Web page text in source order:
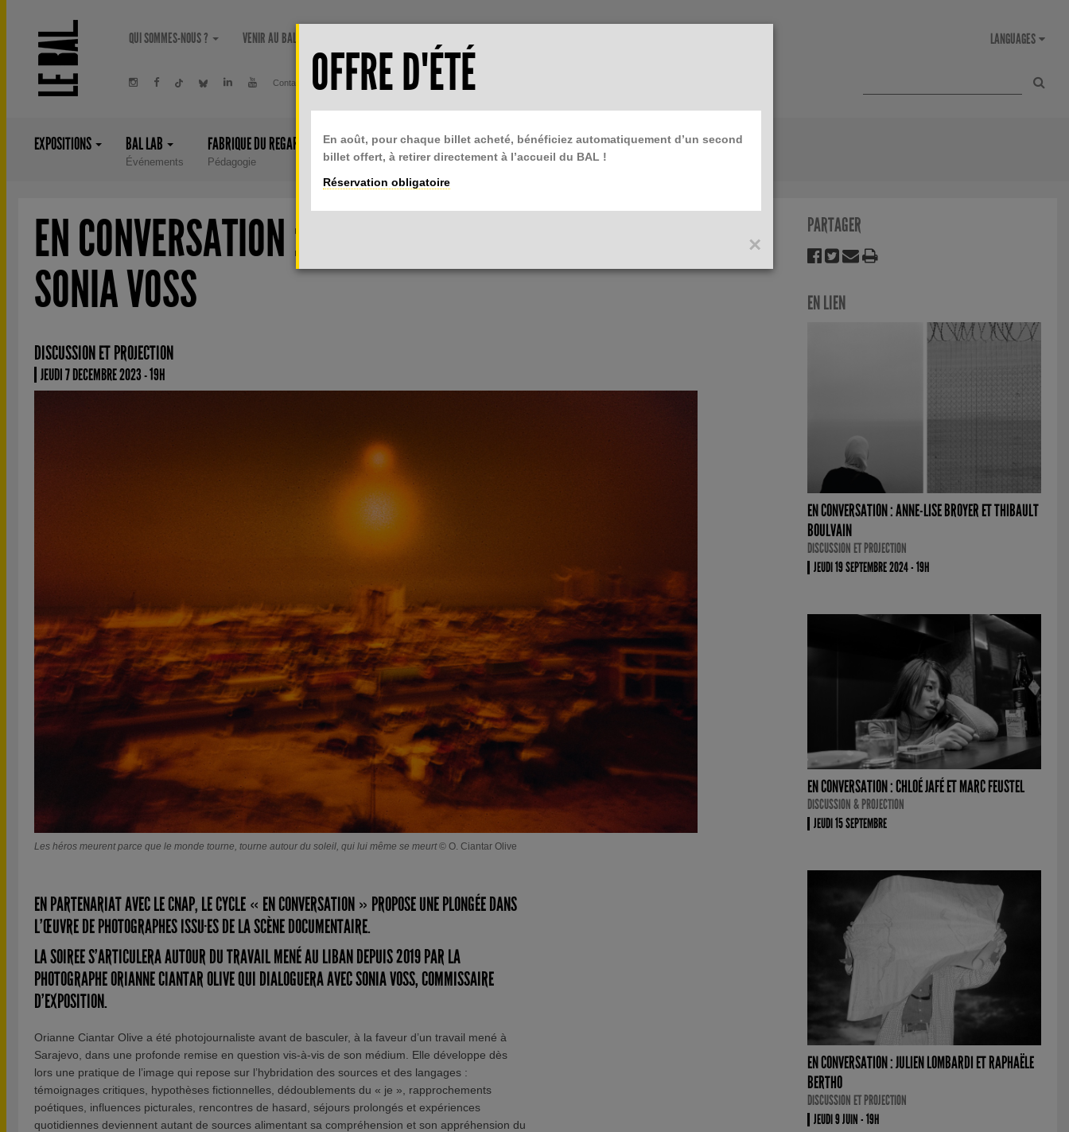
QUI SOMMES-NOUS ? VENIR AU BAL
Contact Newsletter Billetterie Devenir ami du BAL
EXPOSITIONS BAL LAB
Événements
FABRIQUE DU REGARD
Pédagogie
ÉDITIONS
Livres du BAL
LIBRAIRIE
BAL Books
BAL CAFÉ
Restaurant
PODCAST
L'Écho du BAL
EN CONVERSATION : ORIANNE CIANTAR OLIVE ET
SONIA VOSS
DISCUSSION ET PROJECTION
JEUDI 7 DECEMBRE 2023 - 19H
Les héros meurent parce que le monde tourne, tourne autour du soleil, qui lui même se meurt© O. Ciantar Olive
EN PARTENARIAT AVEC LE CNAP, LE CYCLE « EN CONVERSATION » PROPOSE UNE PLONGÉE DANS
L’ŒUVRE DE PHOTOGRAPHES ISSU·ES DE LA SCÈNE DOCUMENTAIRE.
LA SOIREE S’ARTICULERA AUTOUR DU TRAVAIL MENÉ AU LIBAN DEPUIS 2019 PAR LA
PHOTOGRAPHE ORIANNE CIANTAR OLIVE QUI DIALOGUERA AVEC SONIA VOSS, COMMISSAIRE
D’EXPOSITION.
Orianne Ciantar Olive a été photojournaliste avant de basculer, à la faveur d’un travail mené à
Sarajevo, dans une profonde remise en question vis-à-vis de son médium. Elle développe dès
lors une pratique de l’image qui repose sur l’hybridation des sources et des langages :
témoignages critiques, hypothèses fictionnelles, dédoublements du « je », rapprochements
poétiques, influences picturales, rencontres de hasard, séjours prolongés et expériences
quotidiennes deviennent autant de sources alimentant sa compréhension et son appréhension du
PARTAGER
EN LIEN
EN CONVERSATION : ANNE-LISE BROYER ET THIBAULT
BOULVAIN
DISCUSSION ET PROJECTION
JEUDI 19 SEPTEMBRE 2024 - 19H
EN CONVERSATION : CHLOÉ JAFÉ ET MARC FEUSTEL
DISCUSSION & PROJECTION
JEUDI 15 SEPTEMBRE
EN CONVERSATION : JULIEN LOMBARDI ET RAPHAËLE
BERTHO
DISCUSSION ET PROJECTION
JEUDI 9 JUIN - 19H
OFFRE D'ÉTÉ
En août, pour chaque billet acheté, bénéficiez automatiquement d’un second
billet offert, à retirer directement à l’accueil du BAL !
Réservation obligatoire
×